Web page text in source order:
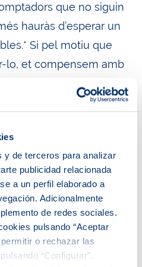
y de terceros para analizar
publicidad relacionada
a un perfil elaborado a
Adicionalmente
de redes sociales.
pulsando “Aceptar
o rechazar las
“Configurar”.
que no siguin
hauràs d’esperar un
Si pel motiu que
lo, et compensem amb
sempre que es
per a la qual sol·licites el
de connexió
així com de la
potable finalitzada
d’Aigües de
el Reglament general del